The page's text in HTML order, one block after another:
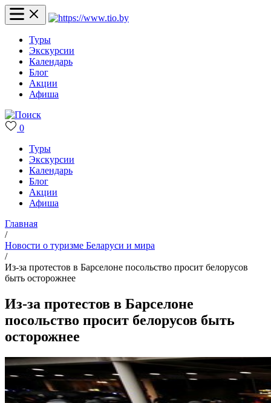
Туры
Экскурсии
Календарь
Блог
Акции
Афиша
0
Туры
Экскурсии
Календарь
Блог
Акции
Афиша
Главная
/
Новости о туризме Беларуси и мира
/
Из-за протестов в Барселоне посольство просит белорусов
быть осторожнее
Из-за протестов в Барселоне
посольство просит белорусов быть
осторожнее